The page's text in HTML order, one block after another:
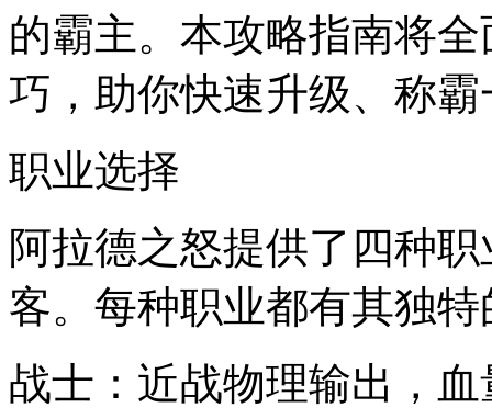
的霸主。本攻略指南将
巧，助你快速升级、称霸
职业选择
阿拉德之怒提供了四种
客。每种职业都有其独
战士：近战物理输出，